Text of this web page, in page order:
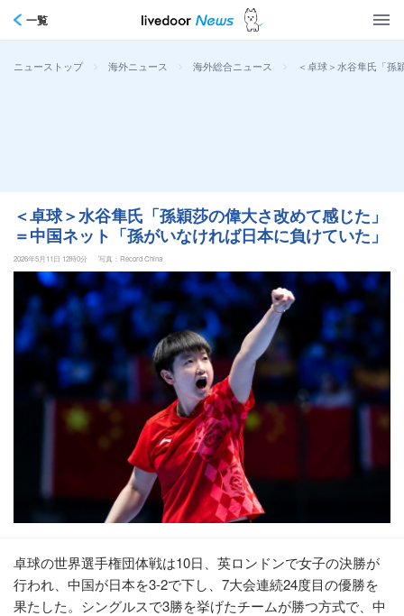
一覧
ニューストップ > 海外ニュース > 海外総合ニュース > ＜卓球＞水谷隼氏「孫
＜卓球＞水谷隼氏「孫穎莎の偉大さ改めて感じた」
＝中国ネット「孫がいなければ日本に負けていた」
2026年5月11日 12時0分 写真：Record China
卓球の世界選手権団体戦は10日、英ロンドンで女子の決勝が
行われ、中国が日本を3-2で下し、7大会連続24度目の優勝を
果たした。シングルスで3勝を挙げたチームが勝つ方式で、中